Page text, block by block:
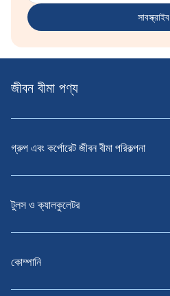
সাবস্ক্রাইব
জীবন বীমা পণ্য
গ্রুপ এবং কর্পোরেট জীবন বীমা পরিকল্পনা
টুলস ও ক্যালকুলেটর
কোম্পানি